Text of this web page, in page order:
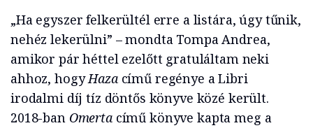
„Ha egyszer felkerültél erre a listára, úgy tűnik,
nehéz lekerülni” – mondta Tompa Andrea,
amikor pár héttel ezelőtt gratuláltam neki
ahhoz, hogyHaza című regénye a Libri
irodalmi díj tíz döntős könyve közé került.
2018-ban Omerta című könyve kapta meg a